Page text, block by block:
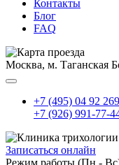
Контакты
Блог
FAQ
Москва, м. Таганская
+7 (495) 04 92 269
+7 (926) 991-77-
Записаться онлайн
Режим работы (Пн -